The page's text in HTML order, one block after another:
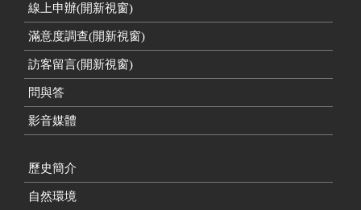
線上申辦(開新視窗)
滿意度調查(開新視窗)
訪客留言(開新視窗)
問與答
影音媒體
歷史簡介
自然環境